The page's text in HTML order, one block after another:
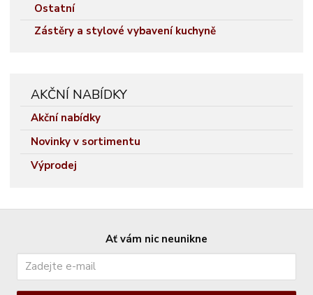
Ostatní
Zástěry a stylové vybavení kuchyně
AKČNÍ NABÍDKY
Akční nabídky
Novinky v sortimentu
Výprodej
Ať vám nic neunikne